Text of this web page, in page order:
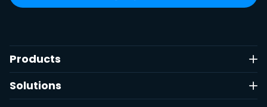
Products
Solutions